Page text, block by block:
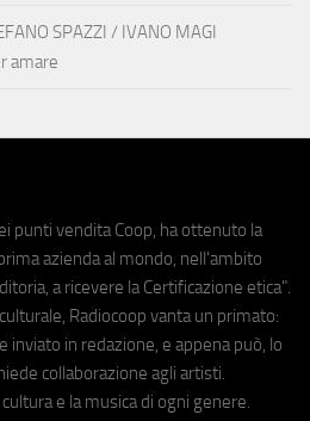
SPAZZI / IVANO MAGI
amare
punti vendita Coop, ha ottenuto la
azienda al mondo, nell'ambito
a ricevere la Certificazione etica".
Radiocoop vanta un primato:
inviato in redazione, e appena può, lo
collaborazione agli artisti.
e la musica di ogni genere.